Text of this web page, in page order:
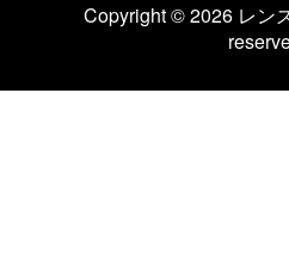
Copyright © 2026 レン